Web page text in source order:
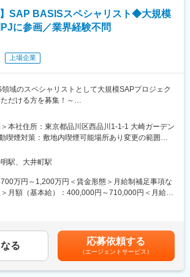
製品に関して知識を深めていただくため3か月の研
す。座学だけでなく、実際に担当する製品の操作
的な知識を身につけてからの現場配属になりま
も上長や先輩社員との営業動向や勉強会、年次や
整っております。そのため業界未経験の方も安心し
：
本社部門など、長期的に多くのキャリアパスがご
を持ち、研修ツールや社内公募制度を利用し、自ら
くための環境が整っています。
ログラム：短期間にて他部署の業務体験が可能／社
種、セクター間の異動を行える制度
い：
が、医療の質の向上に繋がります。また個人の裁
エンド・ジョンソンについて：
本社を構えるグローバルトップクラスのヘルスケア
グローバルでの売上は10兆円を超え、世界の最上位
】SAP BASISスペシャリスト◆大規模
に参画／業界経験不問
上場企業
領域のスペシャリストとして大規模SAPプロジェク
だける方を募集！～
のSAP BASISチームに所属し、LIXILの基幹シ
う大規模PJにSAP BASIS領域のスペシャリストと
ただきます。
プロジェクト計画に則したSAP環境の構築、準備
立案から推進と実施
進、リード
のSAP関連システムの運用・パフォーマンス監視及
グを通じシステム安定稼働を実現/ベンダーマネージ
本社住所：東京都品川区西品川1-1-1 大崎ガーデン
喫煙対策：敷地内喫煙可能場所あり変更の範囲：
事業所（リモートワーク含む）
駅、大井町駅
万円～1,200万円＜賃金形態＞月給制補足事項な
月額（基本給）：400,000円～710,000円＜月給＞
通じて上下する可能性があります。月給(月額)は固定
記です。
る 応募依頼する
（エージェントサービス）